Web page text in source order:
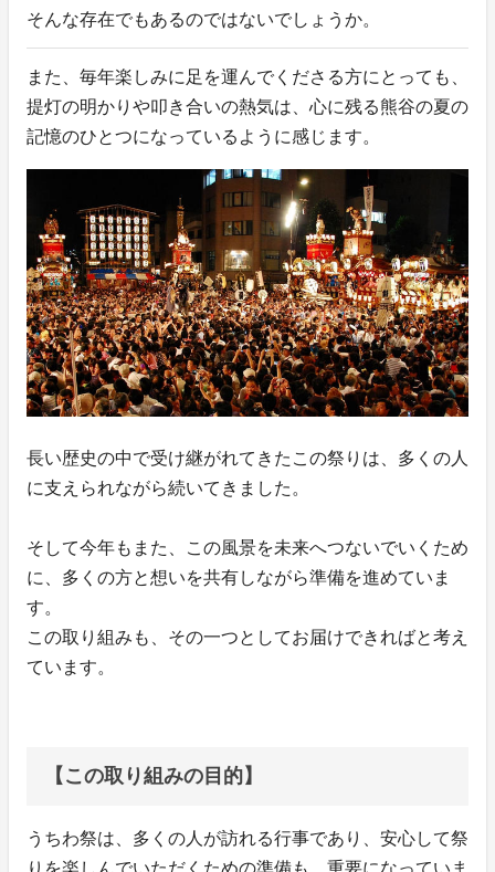
そんな存在でもあるのではないでしょうか。
また、毎年楽しみに足を運んでくださる方にとっても、
提灯の明かりや叩き合いの熱気は、心に残る熊谷の夏の
記憶のひとつになっているように感じます。
長い歴史の中で受け継がれてきたこの祭りは、多くの人
に支えられながら続いてきました。
そして今年もまた、この風景を未来へつないでいくため
に、多くの方と想いを共有しながら準備を進めていま
す。
この取り組みも、その一つとしてお届けできればと考え
ています。
【この取り組みの目的】
うちわ祭は、多くの人が訪れる行事であり、安心して祭